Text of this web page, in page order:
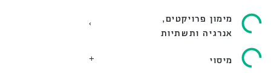
מימון פרויקטים,
אנרגיה ותשתיות
מיסוי